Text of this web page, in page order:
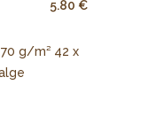
5.80 €